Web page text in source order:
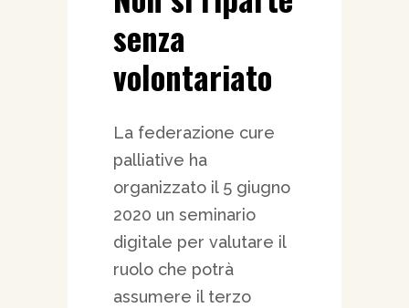
senza
volontariato
La federazione cure
palliative ha
organizzato il 5 giugno
2020 un seminario
digitale per valutare il
ruolo che potrà
assumere il terzo